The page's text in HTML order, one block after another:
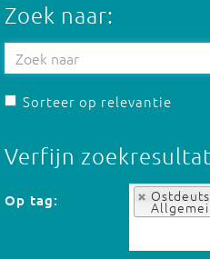
Zoek naar:
Sorteer op relevantie
Verfijn
Op tag: Op tag: